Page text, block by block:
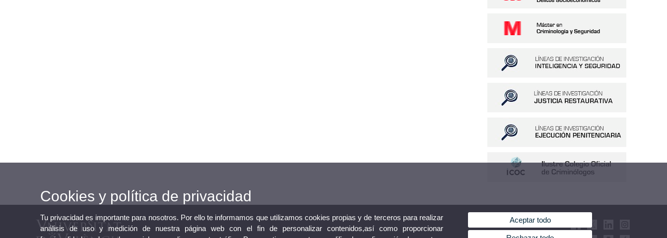
Cookies y política de privacidad
Tu privacidad es importante para nosotros. Por ello te informamos que utilizamos cookies propias y de terceros para realizar
análisis de uso y medición de nuestra página web con el fin de personalizar contenidos,así como proporcionar
Aceptar todo